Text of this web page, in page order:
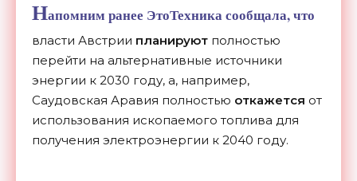
Напомним ранее ЭтоТехника сообщала, что
власти Австрии планируют полностью
перейти на альтернативные источники
энергии к 2030 году, а, например,
Саудовская Аравия полностью откажется от
использования ископаемого топлива для
получения электроэнергии к 2040 году.